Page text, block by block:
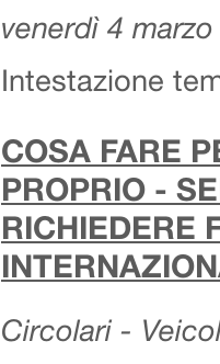
venerdì 4
Intestazione
COSA FARE
PROPRIO -
RICHIEDERE
Circolari -